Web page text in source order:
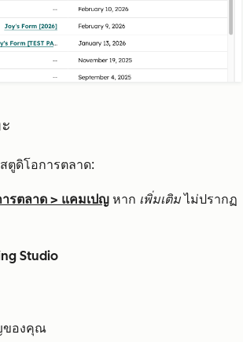
ตูดิโอการตลาด:
ารตลาด > แคมเปญ หาก เพิ่มเติมไม่ปรากฏ
Studio
ของคุณ